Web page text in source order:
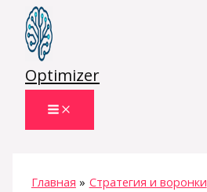
Перейти
содержимому
Optimizer
Главная
Стратегия и воронки